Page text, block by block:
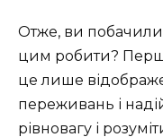
Отже, ви
цим робити? Перш
це лише
переживань і
рівновагу і